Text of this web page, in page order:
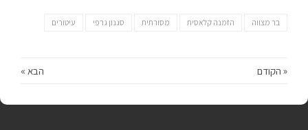
בר מצווה הזמנה קלאסית מסורתית סגנון גרפי עיטורים
« הקודם הבא »